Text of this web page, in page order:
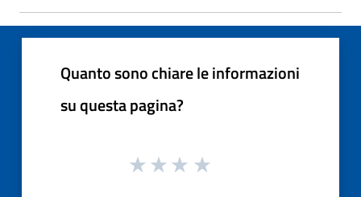
Quanto sono chiare le informazioni
su questa pagina?